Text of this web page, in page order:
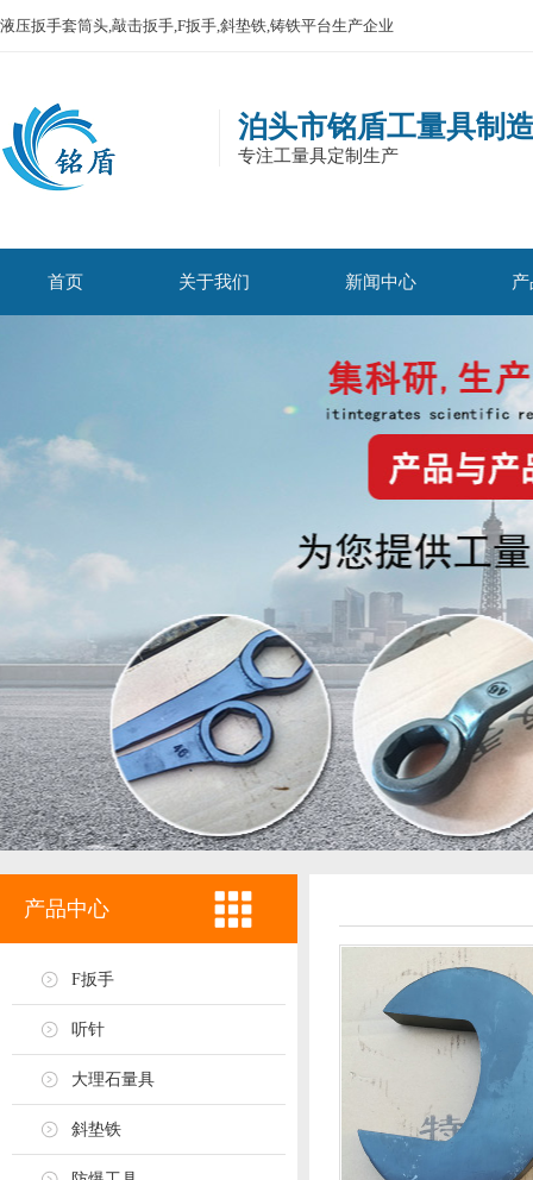
液压扳手套筒头,敲击扳手,F扳手,斜垫铁,铸铁平台生产企业
泊头市铭盾工量具制
专注工量具定制生产
首页 关于我们 新闻中心
产品中心
F扳手
听针
大理石量具
斜垫铁